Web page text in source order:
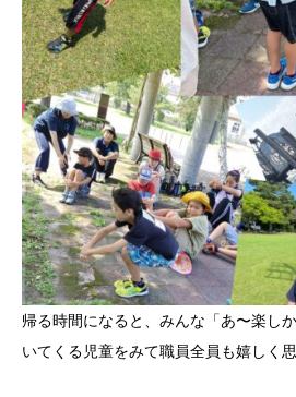
帰る時間になると、みんな「あ〜楽し
いてくる児童をみて職員全員も嬉しく